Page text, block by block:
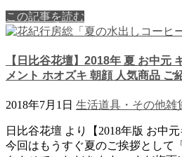
この記事を読む
【日比谷花壇】2018年 夏 お中元
メント ホオズキ 朝顔 人気商品 ご
2018年7月1日 生活道具・その他雑
日比谷花壇 より【2018年版 お中
今回はもうすぐ夏のご挨拶として